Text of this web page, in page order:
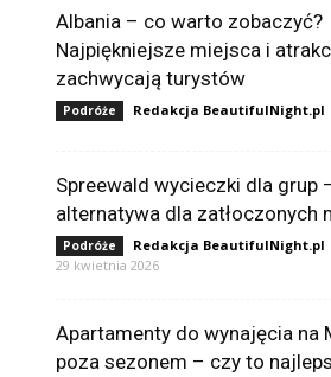
Albania – co warto zobaczyć?
Najpiękniejsze miejsca i
zachwycają turystów
Podróże Redakcja BeautifulNight.pl
Spreewald wycieczki dla grup
alternatywa dla zatłoczonych
Podróże Redakcja BeautifulNight.pl
29 kwietnia 2026
Apartamenty do wynajęcia na
poza sezonem – czy to